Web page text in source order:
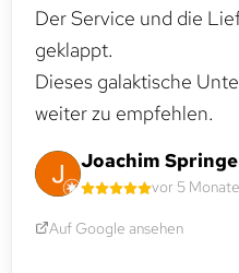
Der Service und die
geklappt.
Dieses galaktische
weiter zu empfehlen.
Joachim
vor 5
Auf Google ansehen